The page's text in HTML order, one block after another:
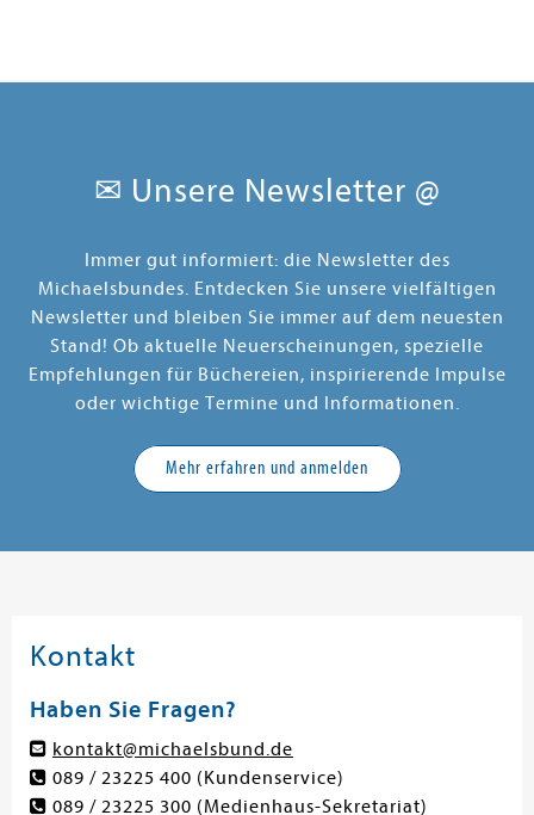
beidendem Ruf des Wassergeists
Antworten stellen alles infrage
undfantastische Comic-Welten
✉ Unsere Newsletter @
Immer gut informiert: die Newsletter des
Michaelsbundes. Entdecken Sie unsere vielfältigen
Newsletter und bleiben Sie immer auf dem neuesten
Stand! Ob aktuelle Neuerscheinungen, spezielle
Empfehlungen für Büchereien, inspirierende Impulse
oder wichtige Termine und Informationen.
Mehr erfahren und anmelden
Kontakt
Haben Sie Fragen?
kontakt@michaelsbund.de
089 / 23225 400 (Kundenservice)
089 / 23225 300 (Medienhaus-Sekretariat)